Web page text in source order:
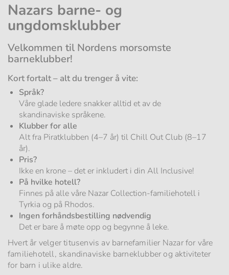
Nazars barne- og
ungdomsklubber
Velkommen til Nordens morsomste
barneklubber!
Kort fortalt – alt du trenger å vite:
Språk?
Våre glade ledere snakker alltid et av de
skandinaviske språkene.
Klubber for alle
Alt fra Piratklubben (4–7 år) til Chill Out Club (8–17
år).
Pris?
Ikke en krone – det er inkludert i din All Inclusive!
På hvilke hotell?
Finnes på alle våre Nazar Collection-familiehotell i
Tyrkia og på Rhodos.
Ingen forhåndsbestilling nødvendig
Det er bare å møte opp og begynne å leke.
Hvert år velger titusenvis av barnefamilier Nazar for våre
familiehotell, skandinaviske barneklubber og aktiviteter
for barn i ulike aldre.